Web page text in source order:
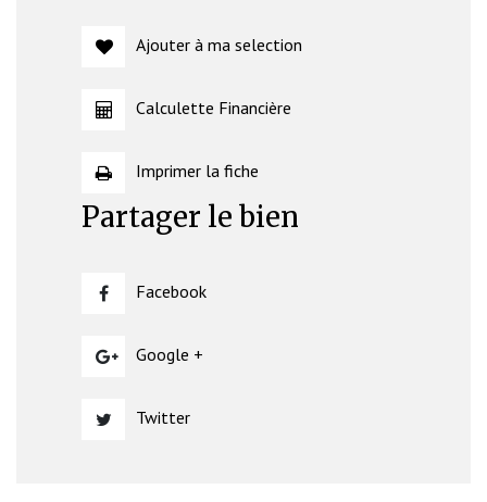
Ajouter à ma selection
Calculette Financière
Imprimer la fiche
Partager le bien
Facebook
Google +
Twitter